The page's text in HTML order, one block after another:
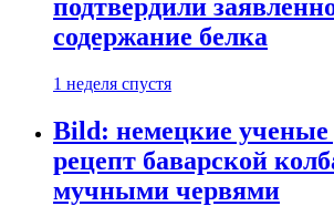
подтвердили
содержание белка
1 неделя спустя
Bild: немецкие ученые
рецепт баварской
мучными червями